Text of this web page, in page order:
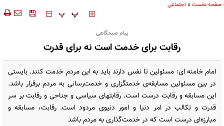
صفحه نخست » اجتماعی
‍‍‍ پ پ
پیام صبحگاهی
رقابت برای خدمت است نه برای قدرت
امام خامنه ای: مسئولین تا نفس دارند باید به این مردم خدمت کنند. بایستی
در بین مسئولین مسابقه‌ی خدمتگزاری و خدمت‌رسانی به مردم برقرار باشد.
این مسابقه و رقابت درست است. رقابتهای سیاسی و جناحی و رقابت بر سر
قدرت و تکالب در امر دنیا و امور دنیوی مردود است. رقابت، مسابقه و
مبارزه‌ای درست است که در خدمت‌گذاری به مردم باشد